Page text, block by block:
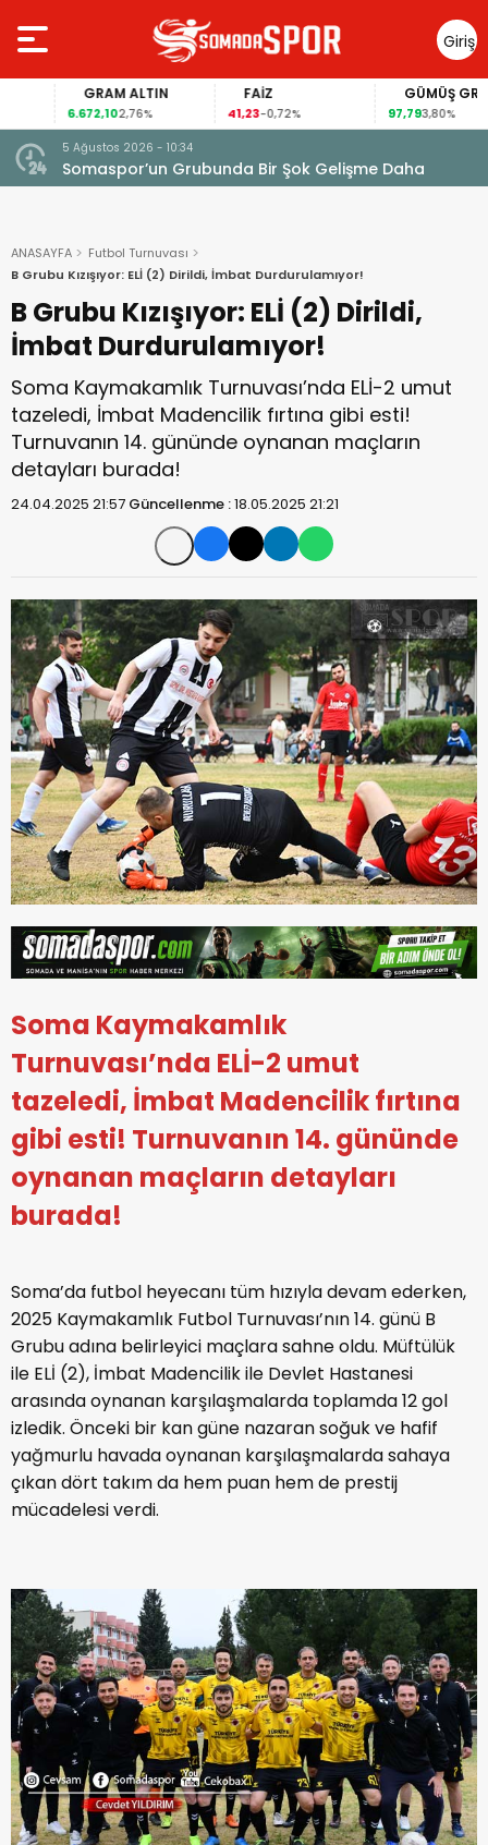
Giriş
Yap
GRAM ALTIN
2,76% -0,72%
GÜMÜŞ GRAM
3,80%
5 Ağustos 2026 - 10:34
Somaspor’un Grubunda Bir Şok Gelişme Daha
ANASAYFA
Futbol Turnuvası
B Grubu Kızışıyor: ELİ (2) Dirildi, İmbat Durdurulamıyor!
B Grubu Kızışıyor: ELİ (2) Dirildi,
İmbat Durdurulamıyor!
Soma Kaymakamlık Turnuvası’nda ELİ-2 umut
tazeledi, İmbat Madencilik fırtına gibi esti!
Turnuvanın 14. gününde oynanan maçların
detayları burada!
24.04.2025 21:57 Güncellenme :18.05.2025 21:21
Soma Kaymakamlık
Turnuvası’nda ELİ-2 umut
tazeledi, İmbat Madencilik fırtına
gibi esti! Turnuvanın 14. gününde
oynanan maçların detayları
burada!
Soma’da futbol heyecanı tüm hızıyla devam ederken,
2025 Kaymakamlık Futbol Turnuvası’nın 14. günü B
Grubu adına belirleyici maçlara sahne oldu. Müftülük
ile ELİ (2), İmbat Madencilik ile Devlet Hastanesi
arasında oynanan karşılaşmalarda toplamda 12 gol
izledik. Önceki bir kan güne nazaran soğuk ve hafif
yağmurlu havada oynanan karşılaşmalarda sahaya
çıkan dört takım da hem puan hem de prestij
mücadelesi verdi.